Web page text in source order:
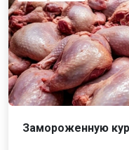
Замороженную